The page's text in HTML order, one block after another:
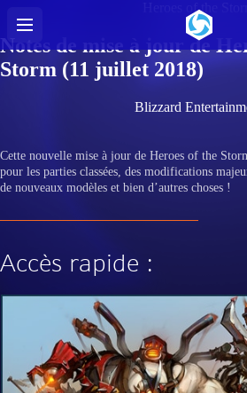
Heroes of the Storm
Notes de mise à jour de
Storm (11 juillet 2018)
Blizzard
Cette nouvelle mise à jour de Heroes of the
pour les parties classées, des modifications
de nouveaux modèles et bien d’autres choses !
Accès rapide :